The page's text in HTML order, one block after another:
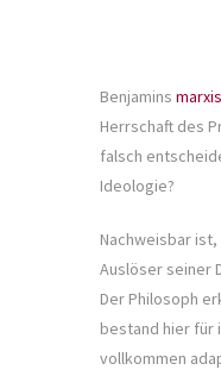
Benjamins
Herrschaft des
falsch
Ideologie?
Nachweisbar
Auslöser seiner
Der Philosoph
bestand hier für
vollkommen